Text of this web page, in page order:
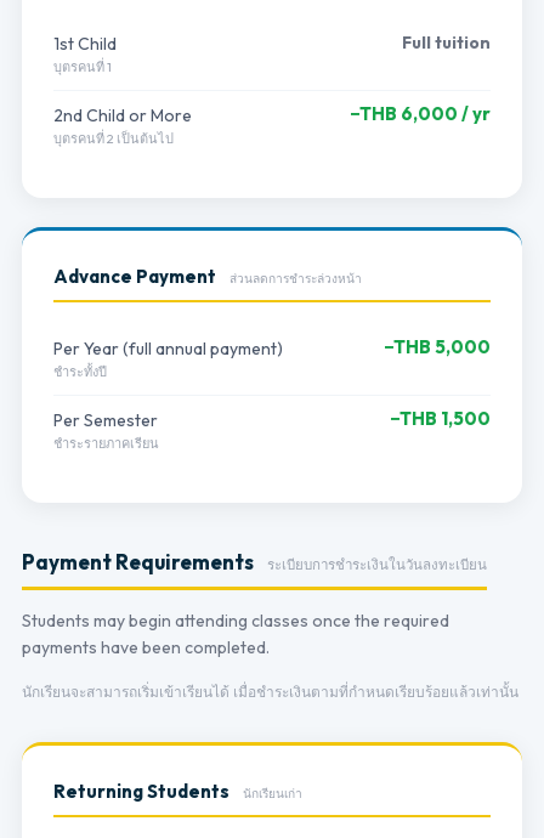
1st Child
บุตรคนที่ 1
Full tuition
2nd Child or More
บุตรคนที่ 2 เป็นต้นไป
−THB 6,000 / yr
Advance Payment ส่วนลดการชำระล่วงหน้า
Per Year (full annual payment)
ชำระทั้งปี
−THB 5,000
Per Semester
ชำระรายภาคเรียน
−THB 1,500
Payment Requirements ระเบียบการชำระเงินในวันลงทะเบียน
Students may begin attending classes once the required
payments have been completed.
นักเรียนจะสามารถเริ่มเข้าเรียนได้ เมื่อชำระเงินตามที่กำหนดเรียบร้อยแล้วเท่านั้น
Returning Students นักเรียนเก่า